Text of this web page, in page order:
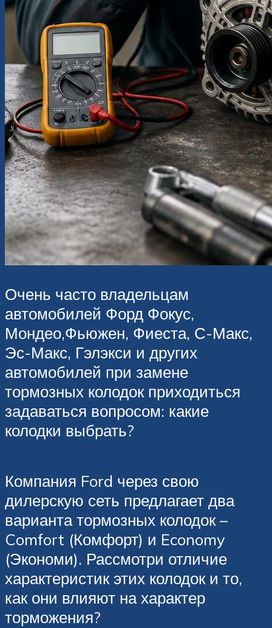
Очень часто владельцам
автомобилей Форд Фокус,
Мондео,Фьюжен, Фиеста, С-Макс,
Эс-Макс, Гэлэкси и других
автомобилей при замене
тормозных колодок приходиться
задаваться вопросом: какие
колодки выбрать?
Компания Ford через свою
дилерскую сеть предлагает два
варианта тормозных колодок –
Comfort (Комфорт) и Economy
(Экономи). Рассмотри отличие
характеристик этих колодок и то,
как они влияют на характер
торможения?